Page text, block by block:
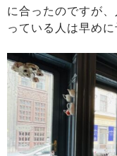
に合ったのですが
っている人は早め